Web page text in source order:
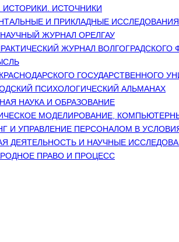
ИСТОРИКИ. ИСТОЧНИКИ
И ПРИКЛАДНЫЕ
ЖУРНАЛ ОРЕЛГАУ
ЖУРНАЛ
ГОСУДАРСТВЕННОГО
ПСИХОЛОГИЧЕСКИЙ АЛЬМАНАХ
НАУКА И ОБРАЗОВАНИЕ
МОДЕЛИРОВАНИЕ,
И УПРАВЛЕНИЕ ПЕРСОНАЛОМ В
ДЕЯТЕЛЬНОСТЬ И НАУЧНЫЕ
ПРАВО И ПРОЦЕСС